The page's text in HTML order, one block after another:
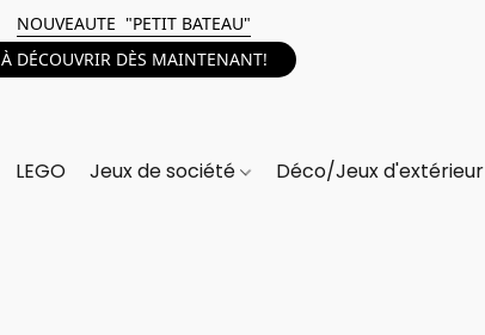
NOUVEAUTE "PETIT BATEAU"
À DÉCOUVRIR DÈS MAINTENANT!
LEGO Jeux de société Déco/Jeux d'extérieur